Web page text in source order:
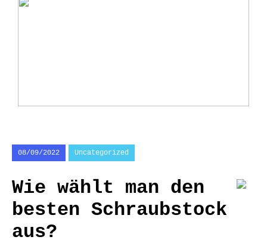
08/09/2022 Uncategorized
Wie wählt man den
besten Schraubstock
aus?